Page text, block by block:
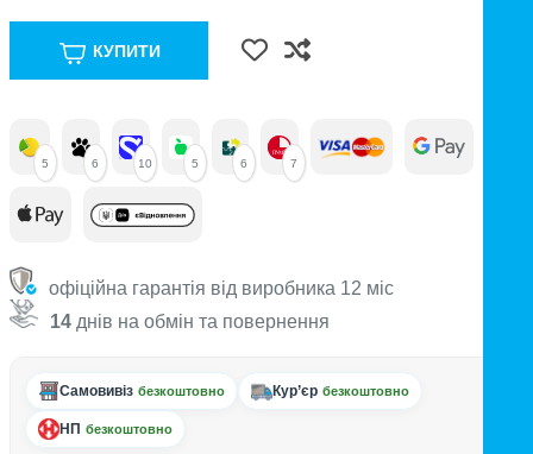
КУПИТИ
5 6 10 5 6 7
офіційна гарантія від виробника 12 міс
14 днів на обмін та повернення
Самовивіз безкоштовно Кур’єр безкоштовно
НП безкоштовно